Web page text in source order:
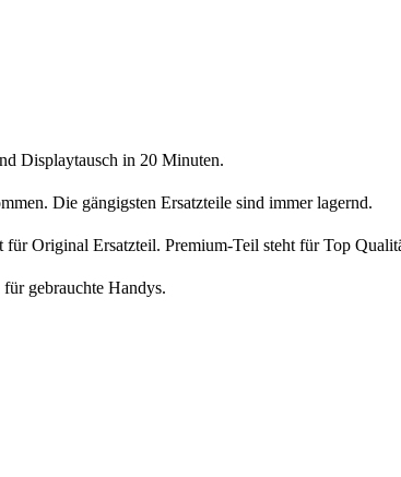
Displaytausch in 20 Minuten.
Die gängigsten Ersatzteile sind immer lagernd.
Original Ersatzteil. Premium-Teil steht für Top
gebrauchte Handys.